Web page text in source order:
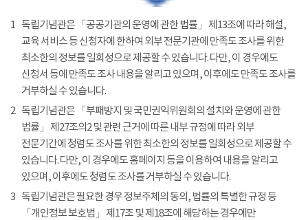
1 독립기념관은 「공공기관의 운영에 관한 법률」 제13조에 따라 해설,
교육 서비스 등 신청자에 한하여 외부 전문기관에 만족도 조사를 위한
최소한의 정보를 일회성으로 제공할 수 있습니다. 다만, 이 경우에도
신청서 등에 만족도 조사 내용을 알리고 있으며, 이후에도 만족도 조사를
거부하실 수 있습니다.
2 독립기념관은 「부패방지 및 국민권익위원회의 설치와 운영에 관한
법률」 제27조의2 및 관련 근거에 따른 내부 규정에 따라 외부
전문기간에 청렴도 조사를 위한 최소한의 정보를 일회성으로 제공할 수
있습니다. 다만, 이 경우에도 홈페이지 등을 이용하여 내용을 알리고
있으며, 이후에도 청렴도 조사를 거부하실 수 있습니다.
3 독립기념관은 필요한 경우 정보주체의 동의, 법률의 특별한 규정 등
「개인정보 보호법」 제17조 및 제18조에 해당하는 경우에만